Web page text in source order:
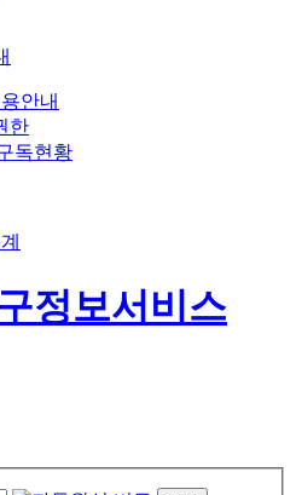
안내
한
독현황